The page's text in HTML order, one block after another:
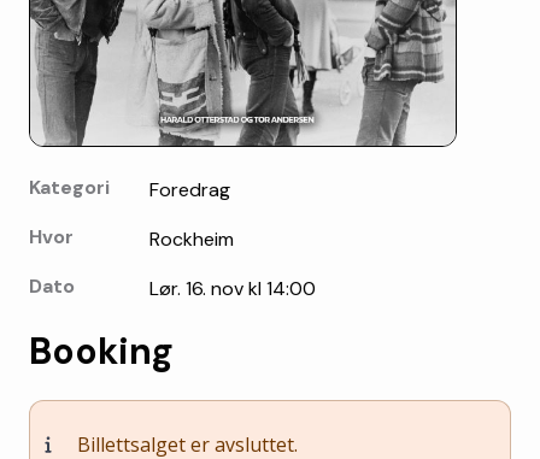
Kategori
Foredrag
Hvor
Rockheim
Dato
Lør. 16. nov kl 14:00
Booking
Billettsalget er avsluttet.